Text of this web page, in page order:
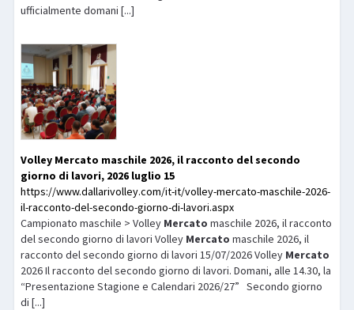
ufficialmente domani [...]
Volley Mercato maschile 2026, il racconto del secondo
giorno di lavori, 2026 luglio 15
https://www.dallarivolley.com/it-it/volley-mercato-maschile-2026-
il-racconto-del-secondo-giorno-di-lavori.aspx
Campionato maschile > Volley Mercato maschile 2026, il racconto
del secondo giorno di lavori Volley Mercato maschile 2026, il
racconto del secondo giorno di lavori 15/07/2026 Volley Mercato
2026 Il racconto del secondo giorno di lavori. Domani, alle 14.30, la
“Presentazione Stagione e Calendari 2026/27” Secondo giorno
di [...]